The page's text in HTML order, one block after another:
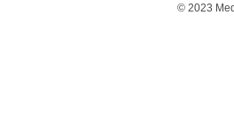
© 2023